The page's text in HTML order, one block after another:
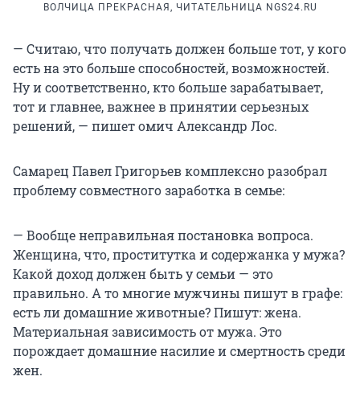
ВОЛЧИЦА ПРЕКРАСНАЯ, ЧИТАТЕЛЬНИЦА NGS24.RU
— Считаю, что получать должен больше тот, у кого
есть на это больше способностей, возможностей.
Ну и соответственно, кто больше зарабатывает,
тот и главнее, важнее в принятии серьезных
решений, — пишет омич Александр Лос.
Самарец Павел Григорьев комплексно разобрал
проблему совместного заработка в семье:
— Вообще неправильная постановка вопроса.
Женщина, что, проститутка и содержанка у мужа?
Какой доход должен быть у семьи — это
правильно. А то многие мужчины пишут в графе:
есть ли домашние животные? Пишут: жена.
Материальная зависимость от мужа. Это
порождает домашние насилие и смертность среди
жен.